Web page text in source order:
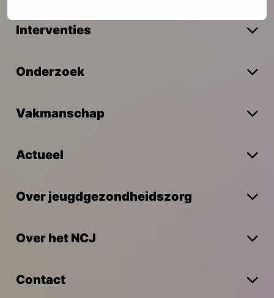
Interventies
Onderzoek
Vakmanschap
Actueel
Over jeugdgezondheidszorg
Over het NCJ
Contact